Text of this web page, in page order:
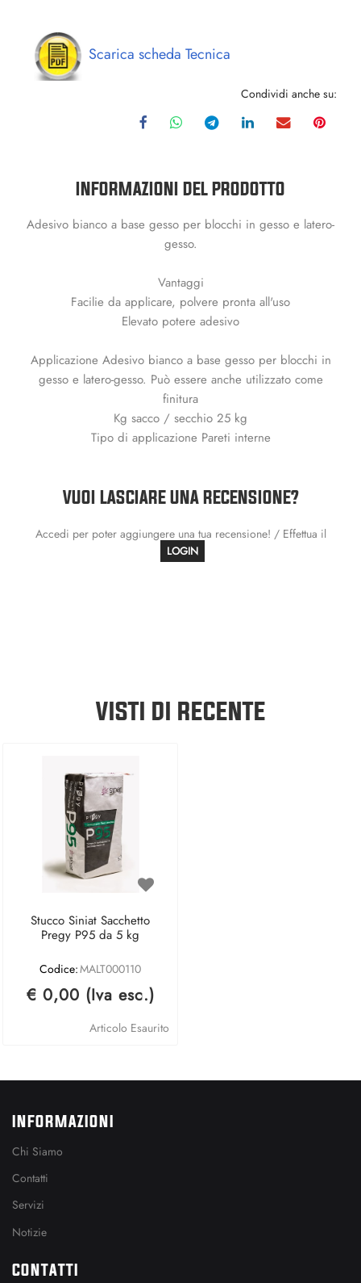
Scarica scheda Tecnica
Condividi anche su:
INFORMAZIONI DEL PRODOTTO
Adesivo bianco a base gesso per blocchi in gesso e latero-
gesso.
Vantaggi
Facilie da applicare, polvere pronta all'uso
Elevato potere adesivo
Applicazione Adesivo bianco a base gesso per blocchi in
gesso e latero-gesso. Può essere anche utilizzato come
finitura
Kg sacco / secchio 25 kg
Tipo di applicazione Pareti interne
VUOI LASCIARE UNA RECENSIONE?
Accedi per poter aggiungere una tua recensione! / Effettua il
LOGIN
VISTI DI RECENTE
Stucco Siniat Sacchetto
Pregy P95 da 5 kg
Codice:MALT000110
€ 0,00 (Iva esc.)
Articolo Esaurito
INFORMAZIONI
Chi Siamo
Contatti
Servizi
Notizie
CONTATTI